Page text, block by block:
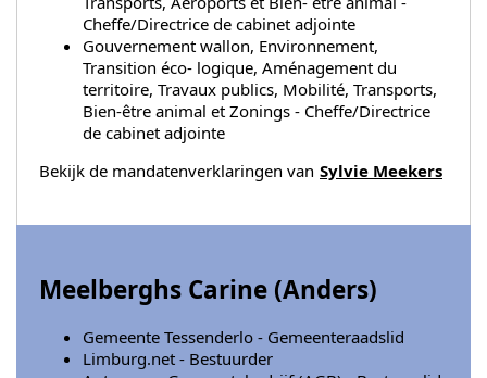
Cheffe/Directrice de cabinet adjointe
Gouvernement wallon, Environnement,
Transition éco- logique, Aménagement du
territoire, Travaux publics, Mobilité, Transports,
Bien-être animal et Zonings - Cheffe/Directrice
de cabinet adjointe
Bekijk de mandatenverklaringen van Sylvie Meekers
Meelberghs Carine (Anders)
Gemeente Tessenderlo - Gemeenteraadslid
Limburg.net - Bestuurder